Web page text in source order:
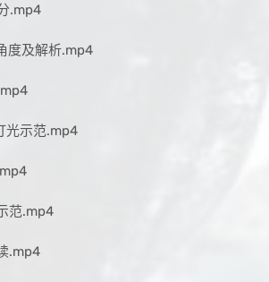
.mp4
度及解析.mp4
光示范.mp4
范.mp4
.mp4